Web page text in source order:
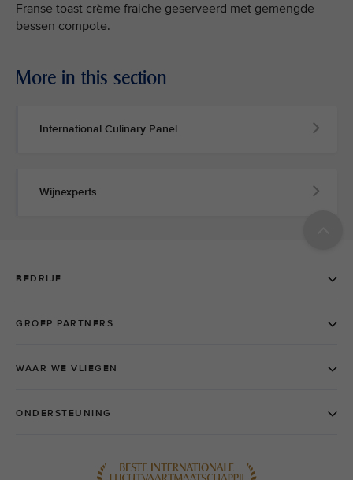
Franse toast crème fraiche geserveerd met gemengde
bessen compote.
More in this section
International Culinary Panel
Wijnexperts